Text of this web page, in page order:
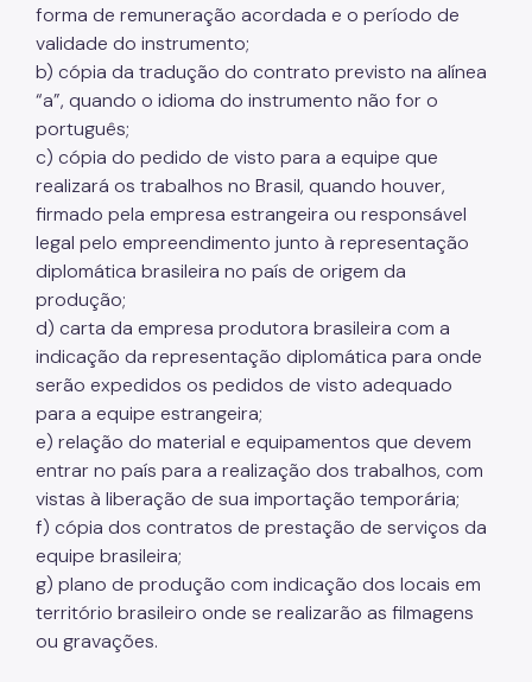
forma de remuneração acordada e o período de
validade do instrumento;
b) cópia da tradução do contrato previsto na alínea
“a”, quando o idioma do instrumento não for o
português;
c) cópia do pedido de visto para a equipe que
realizará os trabalhos no Brasil, quando houver,
firmado pela empresa estrangeira ou responsável
legal pelo empreendimento junto à representação
diplomática brasileira no país de origem da
produção;
d) carta da empresa produtora brasileira com a
indicação da representação diplomática para onde
serão expedidos os pedidos de visto adequado
para a equipe estrangeira;
e) relação do material e equipamentos que devem
entrar no país para a realização dos trabalhos, com
vistas à liberação de sua importação temporária;
f) cópia dos contratos de prestação de serviços da
equipe brasileira;
g) plano de produção com indicação dos locais em
território brasileiro onde se realizarão as filmagens
ou gravações.